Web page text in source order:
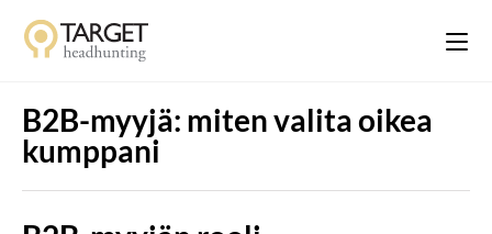
B2B-myyjä: miten valita oikea
kumppani